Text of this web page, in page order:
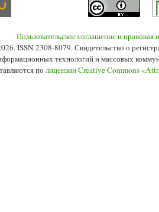
Пользовательское соглашение и правовая
ISSN 2308-8079. Свидетельство о
технологий и массовых
по лицензии Creative Commons